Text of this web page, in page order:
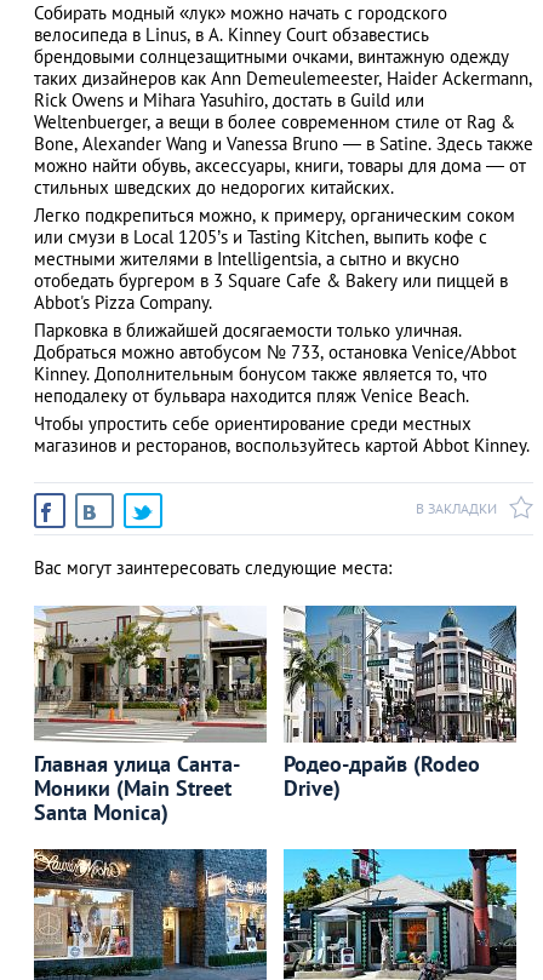
Собирать модный «лук» можно начать с городского
велосипеда в Linus, в A. Kinney Court обзавестись
брендовыми солнцезащитными очками, винтажную одежду
таких дизайнеров как Ann Demeulemeester, Haider Ackermann,
Rick Owens и Mihara Yasuhiro, достать в Guild или
Weltenbuerger, а вещи в более современном стиле от Rag &
Bone, Alexander Wang и Vanessa Bruno ― в Satine. Здесь также
можно найти обувь, аксессуары, книги, товары для дома ― от
стильных шведских до недорогих китайских.
Легко подкрепиться можно, к примеру, органическим соком
или смузи в Local 1205’s и Tasting Kitchen, выпить кофе с
местными жителями в Intelligentsia, а сытно и вкусно
отобедать бургером в 3 Square Cafe & Bakery или пиццей в
Abbot's Pizza Company.
Парковка в ближайшей досягаемости только уличная.
Добраться можно автобусом № 733, остановка Venice/Abbot
Kinney. Дополнительным бонусом также является то, что
неподалеку от бульвара находится пляж Venice Beach.
Чтобы упростить себе ориентирование среди местных
магазинов и ресторанов, воспользуйтесь картой Abbot Kinney.
В ЗАКЛАДКИ
Вас могут заинтересовать следующие места:
Главная улица Санта-
Моники (Main Street
Santa Monica)
Родео-драйв (Rodeo
Drive)